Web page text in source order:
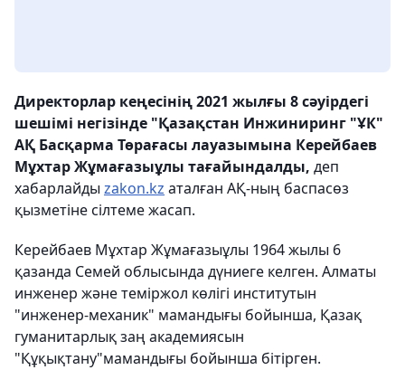
Директорлар кеңесінің 2021 жылғы 8 сәуірдегі
шешімі негізінде "Қазақстан Инжиниринг "ҰК"
АҚ Басқарма Төрағасы лауазымына Керейбаев
Мұхтар Жұмағазыұлы тағайындалды, деп
хабарлайды zakon.kz аталған АҚ-ның баспасөз
қызметіне сілтеме жасап.
Керейбаев Мұхтар Жұмағазыұлы 1964 жылы 6
қазанда Семей облысында дүниеге келген. Алматы
инженер және теміржол көлігі институтын
"инженер-механик" мамандығы бойынша, Қазақ
гуманитарлық заң академиясын
"Құқықтану"мамандығы бойынша бітірген.